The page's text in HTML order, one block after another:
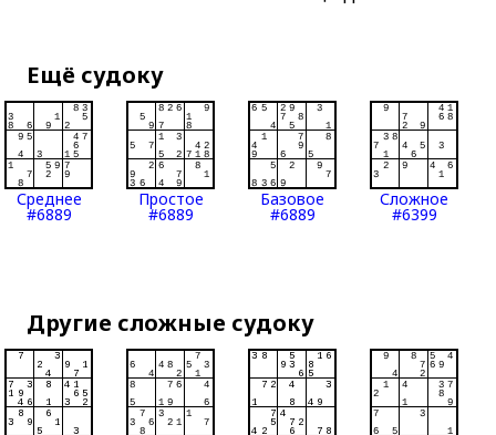
Ещё судоку
Среднее
#6889
Простое
#6889
Базовое
#6889
Сложное
#6399
Другие сложные судоку